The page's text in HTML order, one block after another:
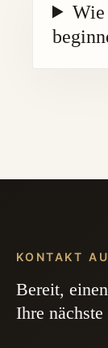
KONTAKT
Bereit,
Ihre